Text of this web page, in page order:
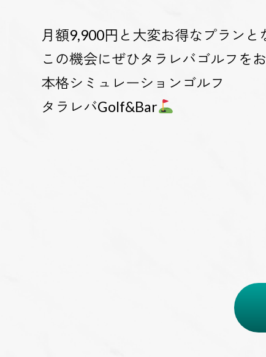
月額9,900円と大変お得なプランと
この機会にぜひタラレバゴルフを
本格シミュレーションゴルフ
タラレバGolf&Bar